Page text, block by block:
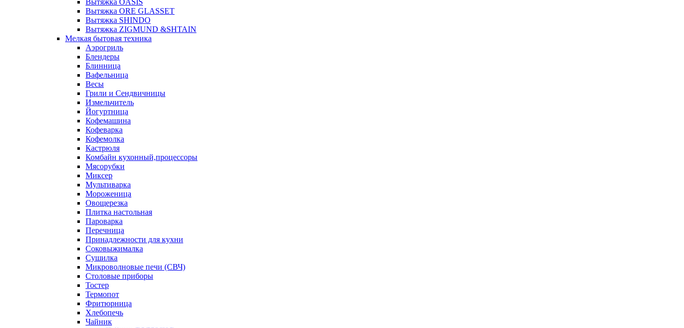
Вытяжка OASIS
Вытяжка ORE GLASSET
Вытяжка SHINDO
Вытяжка ZIGMUND &SHTAIN
Мелкая бытовая техника
Аэрогриль
Блендеры
Блинница
Вафельница
Весы
Грили и Сендвичницы
Измельчитель
Йогуртница
Кофемашина
Кофеварка
Кофемолка
Кастрюля
Комбайн кухонный,процессоры
Мясорубки
Миксер
Мультиварка
Мороженица
Овощерезка
Плитка настольная
Пароварка
Перечница
Принадлежности для кухни
Соковыжималка
Сушилка
Микроволновые печи (СВЧ)
Столовые приборы
Тостер
Термопот
Фритюрница
Хлебопечь
Чайник